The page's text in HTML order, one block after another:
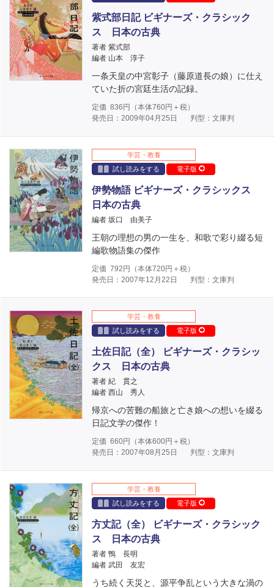
紫式部日記 ビギナーズ・クラシック
ス 日本の古典
著者 紫式部
編者 山本 淳子
一条天皇の中宮彰子（藤原道長の娘）に仕え
ていた折の宮廷生活の記録。
定価 836 円（本体760円＋税）
発売日：2009年04月25日
判型：文庫判
学芸・教養
試し読みをする
電子版
伊勢物語 ビギナーズ・クラシックス
日本の古典
編者 坂口 由美子
王朝の理想の男の一生を、和歌で彩り綴る短
編歌物語集の傑作
定価 792 円（本体720円＋税）
発売日：2007年12月22日
判型：文庫判
学芸・教養
試し読みをする
電子版
土佐日記（全） ビギナーズ・クラシッ
クス 日本の古典
著者 紀 貫之
編者 西山 秀人
帰京への苦難の船旅と亡き娘への想いを綴る
日記文学の傑作！
定価 660円（本体600円＋税）
発売日：2007年08月25日
判型：文庫判
学芸・教養
試し読みをする
電子版
方丈記（全） ビギナーズ・クラシック
ス 日本の古典
著者 鴨 長明
編者 武田 友宏
うち続く天災と、源平争乱という大きな渦の